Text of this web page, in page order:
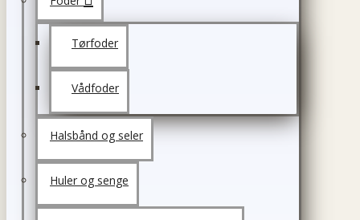
Tørfoder
Vådfoder
Halsbånd og seler
Huler og senge